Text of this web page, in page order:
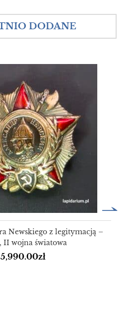
DODANE
Newskiego z legitymacją –
II wojna światowa
5,990.00zł